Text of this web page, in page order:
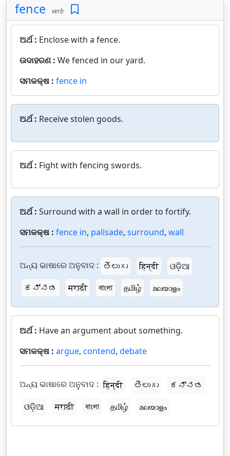
fence verb
ଅର୍ଥ : Enclose with a fence.
ଉଦାହରଣ : We fenced in our yard.
ସମକକ୍ଷ : fence in
ଅର୍ଥ : Receive stolen goods.
ଅର୍ଥ : Fight with fencing swords.
ଅର୍ଥ : Surround with a wall in order to fortify.
ସମକକ୍ଷ : fence in, palisade, surround, wall
ଅନ୍ୟ ଭାଷାରେ ଅନୁବାଦ : తెలుగు हिन्दी
ଓଡ଼ିଆ
ಕನ್ನಡ
मराठी বাংলা தமிழ் മലയാളം
ଅର୍ଥ : Have an argument about something.
ସମକକ୍ଷ : argue, contend, debate
ଅନ୍ୟ ଭାଷାରେ ଅନୁବାଦ : हिन्दी తెలుగు
ಕನ್ನಡ
ଓଡ଼ିଆ
मराठी বাংলা தமிழ் മലയാളം